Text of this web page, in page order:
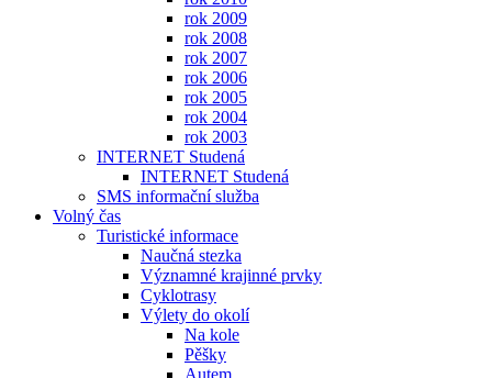
rok 2009
rok 2008
rok 2007
rok 2006
rok 2005
rok 2004
rok 2003
INTERNET Studená
INTERNET Studená
SMS informační služba
Volný čas
Turistické informace
Naučná stezka
Významné krajinné prvky
Cyklotrasy
Výlety do okolí
Na kole
Pěšky
Autem